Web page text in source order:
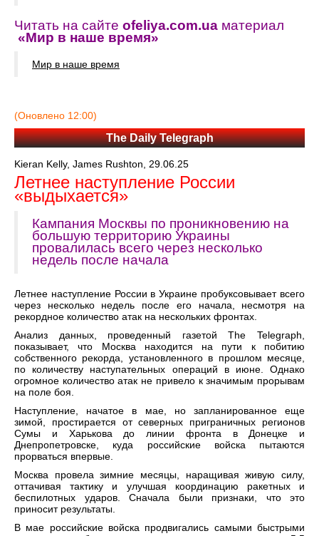
Читать на сайте ofeliya.com.ua материал
«Мир в наше время»
Мир в наше время
(Оновлено 12:00)
The Daily Telegraph
Kieran Kelly, James Rushton, 29.06.25
Летнее наступление России
«выдыхается»
Кампания Москвы по проникновению на
большую территорию Украины
провалилась всего через несколько
недель после начала
Летнее наступление России в Украине пробуксовывает всего
через несколько недель после его начала, несмотря на
рекордное количество атак на нескольких фронтах.
Анализ данных, проведенный газетой The Telegraph,
показывает, что Москва находится на пути к побитию
собственного рекорда, установленного в прошлом месяце,
по количеству наступательных операций в июне. Однако
огромное количество атак не привело к значимым прорывам
на поле боя.
Наступление, начатое в мае, но запланированное еще
зимой, простирается от северных приграничных регионов
Сумы и Харькова до линии фронта в Донецке и
Днепропетровске, куда российские войска пытаются
прорваться впервые.
Москва провела зимние месяцы, наращивая живую силу,
оттачивая тактику и улучшая координацию ракетных и
беспилотных ударов. Сначала были признаки, что это
приносит результаты.
В мае российские войска продвигались самыми быстрыми